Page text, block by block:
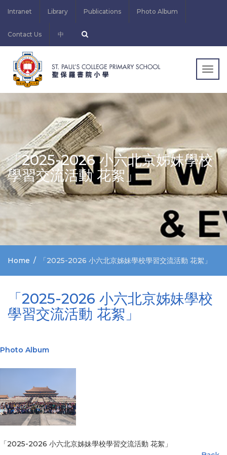
Intranet Library Publications Photo Album
Contact Us 中
「2025-2026 小六北京姊妹學校
學習交流活動 花絮」
Home 「2025-2026 小六北京姊妹學校學習交流活動 花絮」
「2025-2026 小六北京姊妹學校
學習交流活動 花絮」
Photo Album
「2025-2026 小六北京姊妹學校學習交流活動 花絮」